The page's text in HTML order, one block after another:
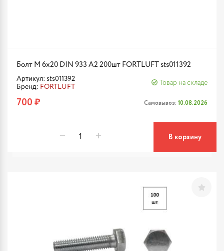
Болт М 6х20 DIN 933 A2 200шт FORTLUFT sts011392
Артикул: sts011392
Бренд: FORTLUFT
Товар на складе
700 ₽ Самовывоз: 10.08.2026
В корзину